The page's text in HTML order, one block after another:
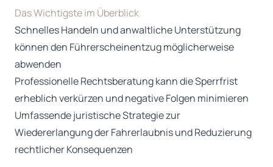
Das Wichtigste im Überblick
Schnelles Handeln und anwaltliche Unterstützung
können den Führerscheinentzug möglicherweise
abwenden
Professionelle Rechtsberatung kann die Sperrfrist
erheblich verkürzen und negative Folgen minimieren
Umfassende juristische Strategie zur
Wiedererlangung der Fahrerlaubnis und Reduzierung
rechtlicher Konsequenzen